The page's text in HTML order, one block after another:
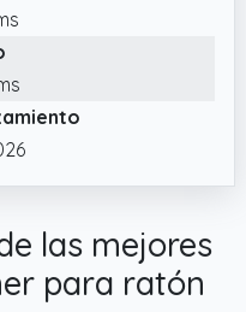
es nuestro
te ofrecemos el
defecto
sea una
de sobra
otro
listo para la acción!
las mejores
para ratón